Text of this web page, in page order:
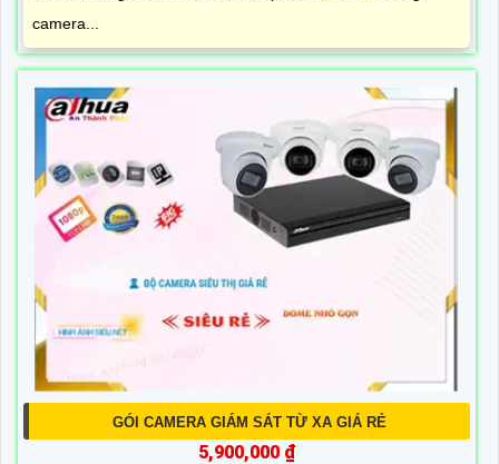
camera...
GÓI CAMERA GIÁM SÁT TỪ XA GIÁ RẺ
5,900,000 ₫